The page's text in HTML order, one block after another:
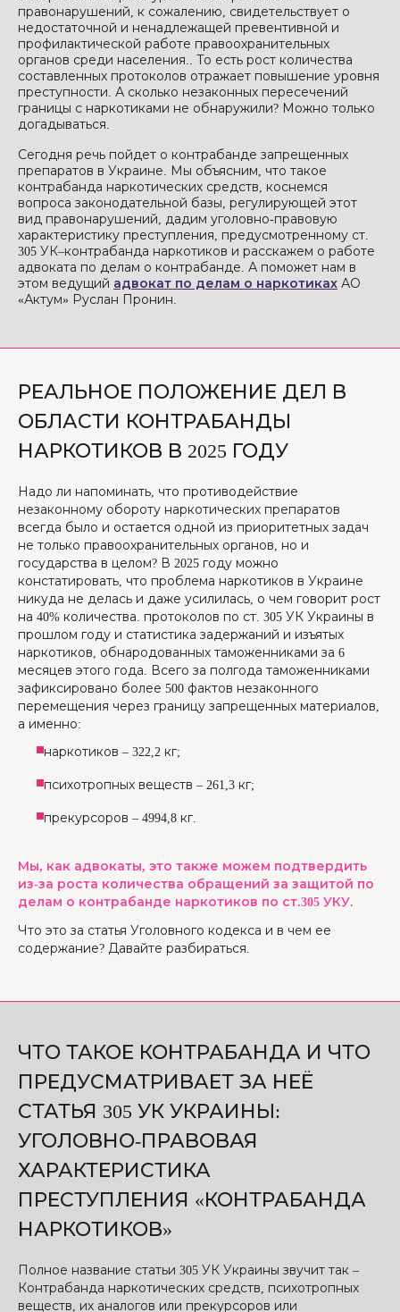
правонарушений, к сожалению, свидетельствует о
недостаточной и ненадлежащей превентивной и
профилактической работе правоохранительных
органов среди населения.. То есть рост количества
составленных протоколов отражает повышение уровня
преступности. А сколько незаконных пересечений
границы с наркотиками не обнаружили? Можно только
догадываться.
Сегодня речь пойдет о контрабанде запрещенных
препаратов в Украине. Мы объясним, что такое
контрабанда наркотических средств, коснемся
вопроса законодательной базы, регулирующей этот
вид правонарушений, дадим уголовно-правовую
характеристику преступления, предусмотренному ст.
305 УК–контрабанда наркотиков и расскажем о работе
адвоката по делам о контрабанде. А поможет нам в
этом ведущий адвокат по делам о наркотиках АО
«Актум» Руслан Пронин.
РЕАЛЬНОЕ ПОЛОЖЕНИЕ ДЕЛ В
ОБЛАСТИ КОНТРАБАНДЫ
НАРКОТИКОВ В 2025 ГОДУ
Надо ли напоминать, что противодействие
незаконному обороту наркотических препаратов
всегда было и остается одной из приоритетных задач
не только правоохранительных органов, но и
государства в целом? В 2025 году можно
констатировать, что проблема наркотиков в Украине
никуда не делась и даже усилилась, о чем говорит рост
на 40% количества. протоколов по ст. 305 УК Украины в
прошлом году и статистика задержаний и изъятых
наркотиков, обнародованных таможенниками за 6
месяцев этого года. Всего за полгода таможенниками
зафиксировано более 500 фактов незаконного
перемещения через границу запрещенных материалов,
а именно:
наркотиков – 322,2 кг;
психотропных веществ – 261,3 кг;
прекурсоров – 4994,8 кг.
Мы, как адвокаты, это также можем подтвердить
из-за роста количества обращений за защитой по
делам о контрабанде наркотиков по ст.305 УКУ.
Что это за статья Уголовного кодекса и в чем ее
содержание? Давайте разбираться.
ЧТО ТАКОЕ КОНТРАБАНДА И ЧТО
ПРЕДУСМАТРИВАЕТ ЗА НЕЁ
СТАТЬЯ 305 УК УКРАИНЫ:
УГОЛОВНО-ПРАВОВАЯ
ХАРАКТЕРИСТИКА
ПРЕСТУПЛЕНИЯ «КОНТРАБАНДА
НАРКОТИКОВ»
Полное название статьи 305 УК Украины звучит так –
Контрабанда наркотических средств, психотропных
веществ, их аналогов или прекурсоров или